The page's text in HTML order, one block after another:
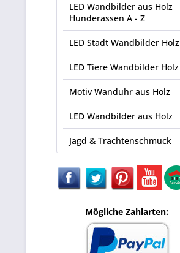
LED Wandbilder aus Holz
Hunderassen A - Z
LED Stadt Wandbilder Holz
LED Tiere Wandbilder Holz
Motiv Wanduhr aus Holz
LED Wandbilder aus Holz
Jagd & Trachtenschmuck
Mögliche Zahlarten: